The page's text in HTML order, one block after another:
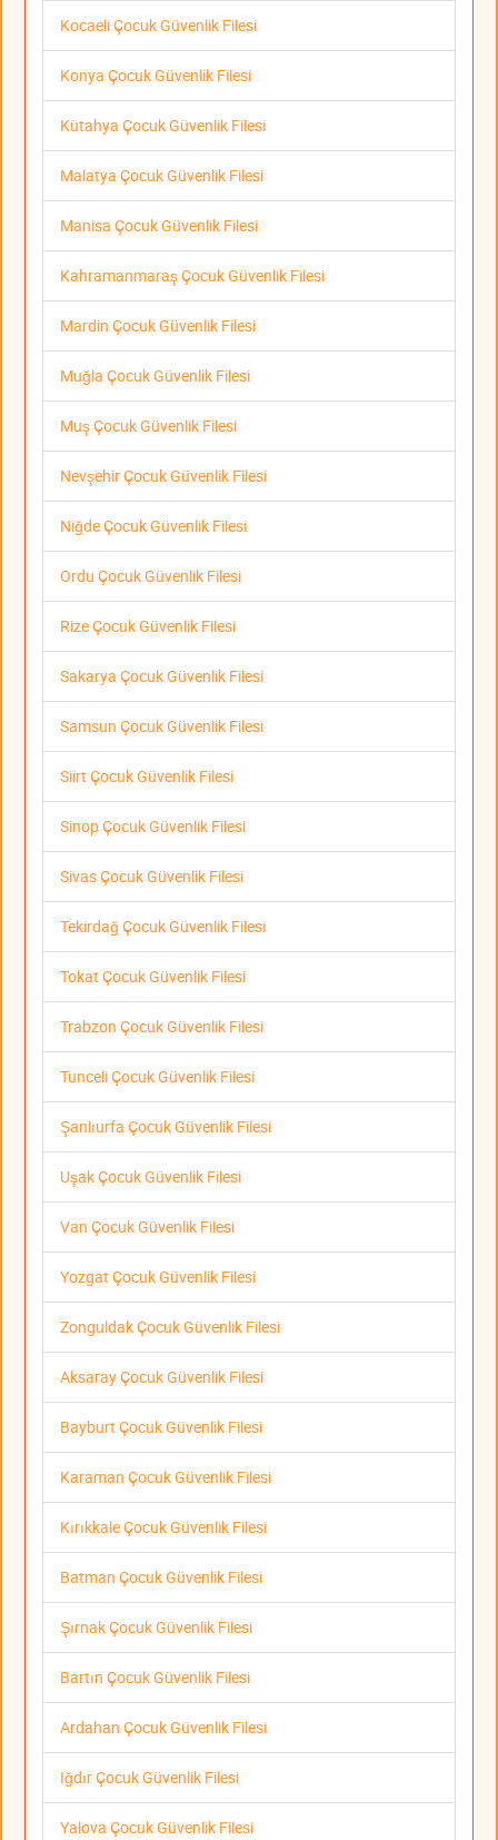
Kocaeli Çocuk Güvenlik Filesi
Konya Çocuk Güvenlik Filesi
Kütahya Çocuk Güvenlik Filesi
Malatya Çocuk Güvenlik Filesi
Manisa Çocuk Güvenlik Filesi
Kahramanmaraş Çocuk Güvenlik Filesi
Mardin Çocuk Güvenlik Filesi
Muğla Çocuk Güvenlik Filesi
Muş Çocuk Güvenlik Filesi
Nevşehir Çocuk Güvenlik Filesi
Niğde Çocuk Güvenlik Filesi
Ordu Çocuk Güvenlik Filesi
Rize Çocuk Güvenlik Filesi
Sakarya Çocuk Güvenlik Filesi
Samsun Çocuk Güvenlik Filesi
Siirt Çocuk Güvenlik Filesi
Sinop Çocuk Güvenlik Filesi
Sivas Çocuk Güvenlik Filesi
Tekirdağ Çocuk Güvenlik Filesi
Tokat Çocuk Güvenlik Filesi
Trabzon Çocuk Güvenlik Filesi
Tunceli Çocuk Güvenlik Filesi
Şanlıurfa Çocuk Güvenlik Filesi
Uşak Çocuk Güvenlik Filesi
Van Çocuk Güvenlik Filesi
Yozgat Çocuk Güvenlik Filesi
Zonguldak Çocuk Güvenlik Filesi
Aksaray Çocuk Güvenlik Filesi
Bayburt Çocuk Güvenlik Filesi
Karaman Çocuk Güvenlik Filesi
Kırıkkale Çocuk Güvenlik Filesi
Batman Çocuk Güvenlik Filesi
Şırnak Çocuk Güvenlik Filesi
Bartın Çocuk Güvenlik Filesi
Ardahan Çocuk Güvenlik Filesi
Iğdır Çocuk Güvenlik Filesi
Yalova Çocuk Güvenlik Filesi